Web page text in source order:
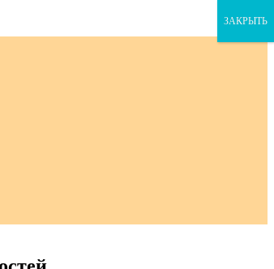
ЗАКРЫТЬ